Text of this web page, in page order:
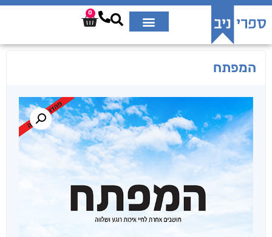
0
המפתח